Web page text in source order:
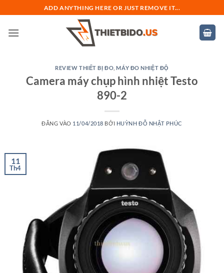
qua
nội
ADD ANYTHING HERE OR JUST REMOVE IT...
REVIEW THIẾT BỊ ĐO ,MÁY ĐO NHIỆT ĐỘ
Camera máy chụp hình nhiệt Testo
890-2
ĐĂNG VÀO 11/04/2018 BỞI HUỲNH ĐỖ NHẬT PHÚC
11
Th4